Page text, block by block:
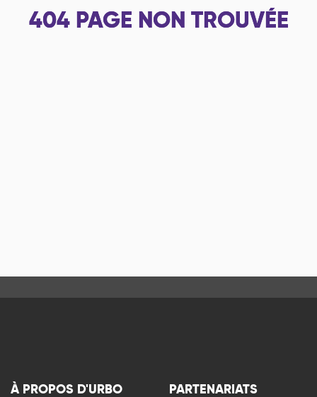
404 PAGE NON TROUVÉE
À PROPOS D'URBO PARTENARIATS